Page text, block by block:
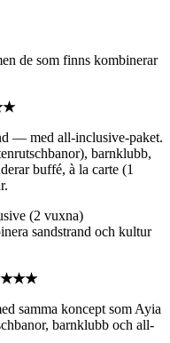
de som finns kombinerar
— med all-inclusive-paket.
barnklubb,
buffé, à la carte (1
(2 vuxna)
sandstrand och kultur
samma koncept som Ayia
barnklubb och all-